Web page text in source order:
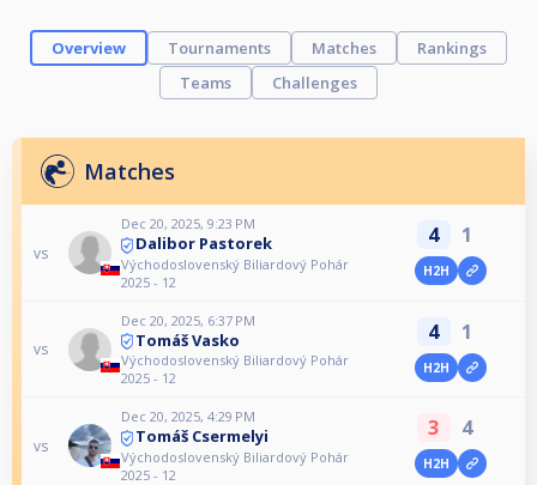
Overview Tournaments Matches
Rankings
Teams
Challenges
Matches
vs
Dec 20, 2025, 9:23 PM
Dalibor Pastorek
Východoslovenský Biliardový Pohár
2025 - 12
4 1
H2H
vs
Dec 20, 2025, 6:37 PM
Tomáš Vasko
Východoslovenský Biliardový Pohár
2025 - 12
4 1
H2H
vs
Dec 20, 2025, 4:29 PM
Tomáš Csermelyi
Východoslovenský Biliardový Pohár
2025 - 12
3 4
H2H